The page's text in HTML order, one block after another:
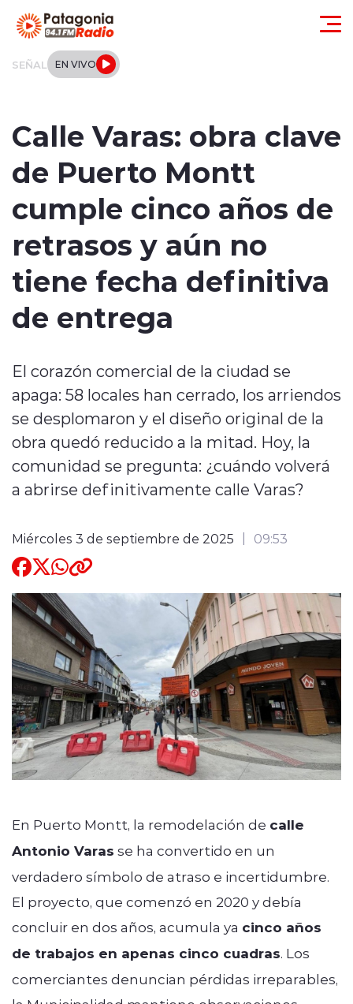
SEÑAL EN VIVO
Tendencias
Internacional
Deportes
Quienes Somos
Calle Varas: obra clave
de Puerto Montt
cumple cinco años de
retrasos y aún no
tiene fecha definitiva
de entrega
El corazón comercial de la ciudad se
apaga: 58 locales han cerrado, los arriendos
se desplomaron y el diseño original de la
obra quedó reducido a la mitad. Hoy, la
comunidad se pregunta: ¿cuándo volverá
a abrirse definitivamente calle Varas?
Miércoles 3 de septiembre de 2025 09:53
En Puerto Montt, la remodelación de calle
Antonio Varas se ha convertido en un
verdadero símbolo de atraso e incertidumbre.
El proyecto, que comenzó en 2020 y debía
concluir en dos años, acumula ya cinco años
de trabajos en apenas cinco cuadras. Los
comerciantes denuncian pérdidas irreparables,